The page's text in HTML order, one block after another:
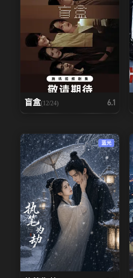
盲盒(12/24) 6.1
蓝光